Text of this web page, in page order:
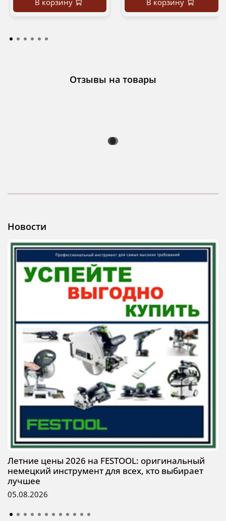
Отзывы на товары
Новости
Летние цены 2026 на FESTOOL: оригинальный
немецкий инструмент для всех, кто выбирает
лучшее
05.08.2026